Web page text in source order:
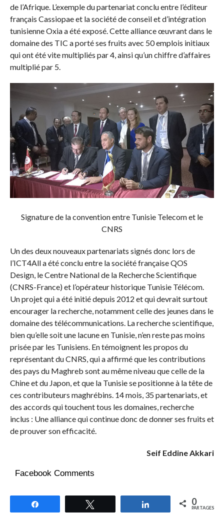
de l’Afrique. L’exemple du partenariat conclu entre l’éditeur
français Cassiopae et la société de conseil et d’intégration
tunisienne Oxia a été exposé. Cette alliance œuvrant dans le
domaine des TIC a porté ses fruits avec 50 emplois initiaux
qui ont été vite multipliés par 4, ainsi qu’un chiffre d’affaires
multiplié par 5.
Signature de la convention entre Tunisie Telecom et le
CNRS
Un des deux nouveaux partenariats signés donc lors de
l’ICT4All a été conclu entre la société française QOS
Design, le Centre National de la Recherche Scientifique
(CNRS-France) et l’opérateur historique Tunisie Télécom.
Un projet qui a été initié depuis 2012 et qui devrait surtout
encourager la recherche, notamment celle des jeunes dans le
domaine des télécommunications. La recherche scientifique,
bien qu’elle soit une lacune en Tunisie, n’en reste pas moins
prisée par les Tunisiens. En témoignent les propos du
représentant du CNRS, qui a affirmé que les contributions
des pays du Maghreb sont au même niveau que celle de la
Chine et du Japon, et que la Tunisie se positionne à la tête de
ces contributeurs maghrébins. 14 mois, 35 partenariats, et
des accords qui touchent tous les domaines, recherche
inclus : Une alliance qui continue donc de donner ses fruits et
de prouver son efficacité.
Seif Eddine Akkari
Facebook Comments
Partagez 0
PARTAGES